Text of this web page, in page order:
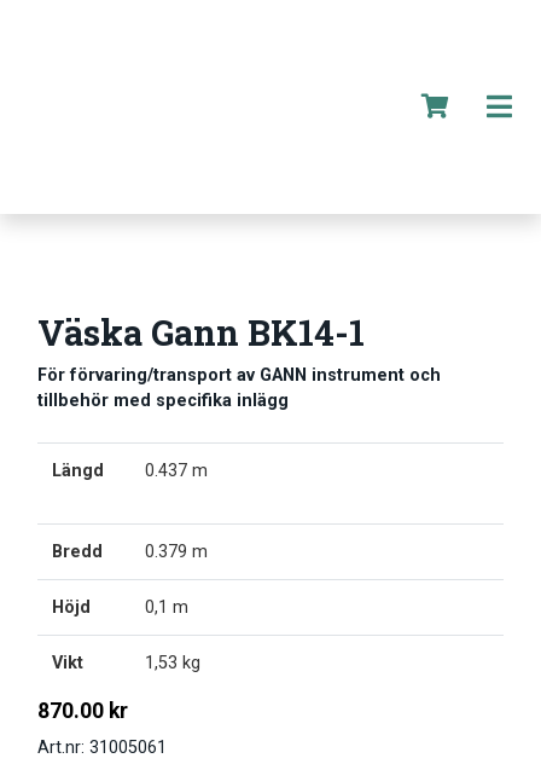
Väska Gann BK14-1
För förvaring/transport av GANN instrument och
tillbehör med specifika inlägg
Längd 0.437 m
Bredd 0.379 m
Höjd 0,1 m
Vikt 1,53 kg
870.00 kr
Art.nr: 31005061